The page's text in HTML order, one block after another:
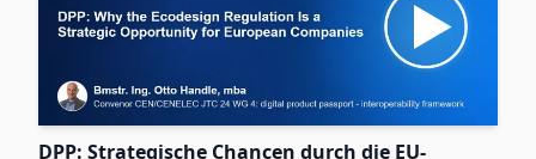
DPP: Strategische Chancen durch die EU-